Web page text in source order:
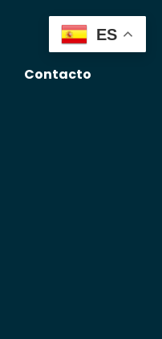
Contacto
ES